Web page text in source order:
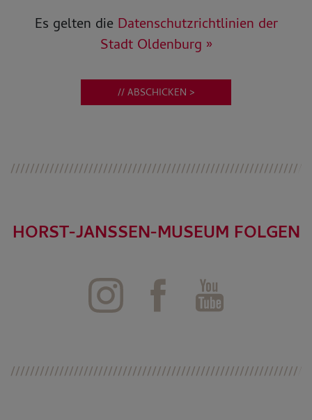
Es gelten die Datenschutzrichtlinien der
Stadt Oldenburg »
// ABSCHICKEN >
HORST-JANSSEN-MUSEUM FOLGEN